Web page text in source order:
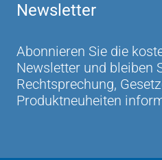
Newsletter
Abonnieren Sie die
Newsletter und bleiben
Rechtsprechung,
Produktneuheiten